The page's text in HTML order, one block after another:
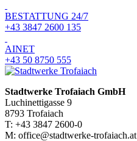
BESTATTUNG 24/7
+43 3847 2600 135
AINET
+43 50 8750 555
Stadtwerke Trofaiach GmbH
Luchinettigasse 9
8793 Trofaiach
T: +43 3847 2600-0
M: office@stadtwerke-trofaiach.at